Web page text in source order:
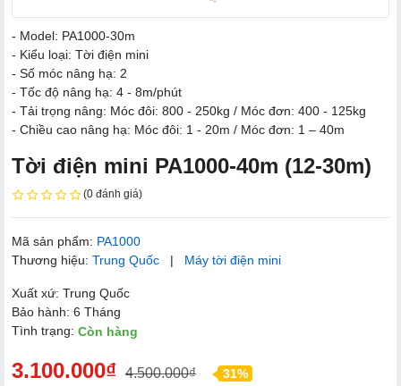
- Model: PA1000-30m
- Kiểu loại: Tời điện mini
- Số móc nâng hạ: 2
- Tốc độ nâng hạ: 4 - 8m/phút
- Tải trọng nâng: Móc đôi: 800 - 250kg / Móc đơn: 400 - 125kg
- Chiều cao nâng hạ: Móc đôi: 1 - 20m / Móc đơn: 1 – 40m
Tời điện mini PA1000-40m (12-30m)
(0 đánh giá)
Mã sản phẩm: PA1000
Thương hiệu: Trung Quốc | Máy tời điện mini
Xuất xứ: Trung Quốc
Bảo hành: 6 Tháng
Tình trạng: Còn hàng
3.100.000₫ 4.500.000₫ 31%